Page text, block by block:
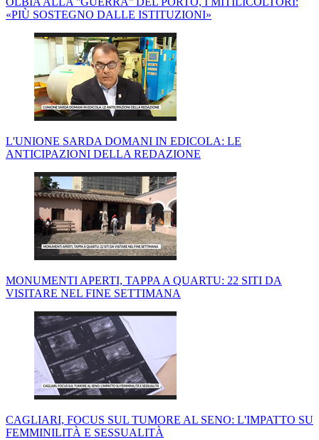
«PIÙ SOSTEGNO DALLE ISTITUZIONI»
L'UNIONE SARDA DOMANI IN EDICOLA: LE
ANTICIPAZIONI DELLA REDAZIONE
MONUMENTI APERTI, TAPPA A QUARTU: 22 SITI DA
VISITARE NEL FINE SETTIMANA
CAGLIARI, FOCUS SUL TUMORE AL SENO: L'IMPATTO SU
FEMMINILITÀ E SESSUALITÀ